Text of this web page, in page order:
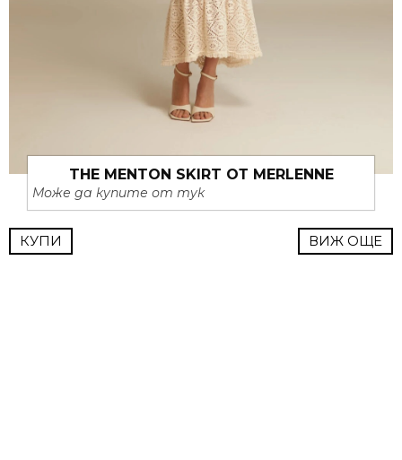
THE MENTON SKIRT ОТ MERLENNE
Може да купите от тук
КУПИ ВИЖ ОЩЕ